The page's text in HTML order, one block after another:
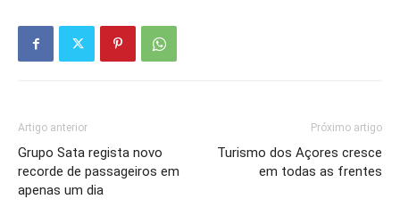
Artigo anterior
Grupo Sata regista novo
recorde de passageiros em
apenas um dia
Próximo artigo
Turismo dos Açores cresce
em todas as frentes